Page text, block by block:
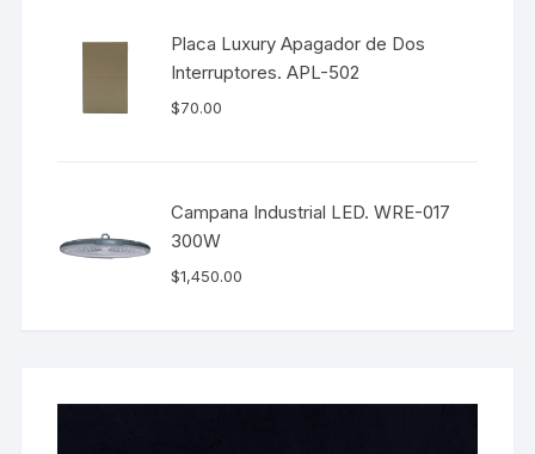
Placa Luxury Apagador de Dos
Interruptores. APL-502
$70.00
Campana Industrial LED. WRE-017
300W
$1,450.00